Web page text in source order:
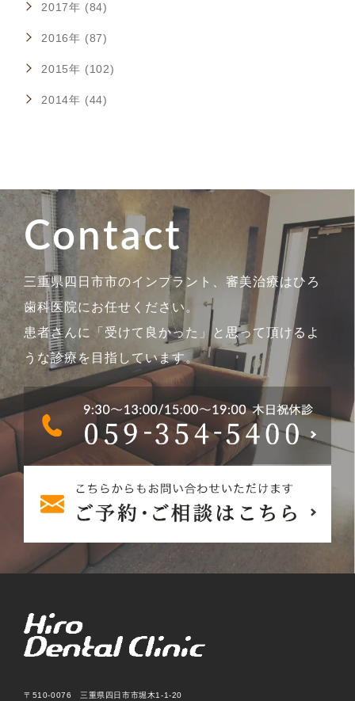
2017年 (84)
2016年 (87)
2015年 (102)
2014年 (44)
Contact
三重県四日市市のインプラント、審美治療はひろ
歯科医院にお任せください。
患者さんに「受けて良かった」と思って頂けるよ
うな診療を目指しています。
〒510-0076 三重県四日市市堀木1-1-20